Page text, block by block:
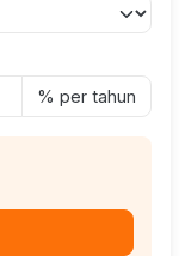
% per tahun